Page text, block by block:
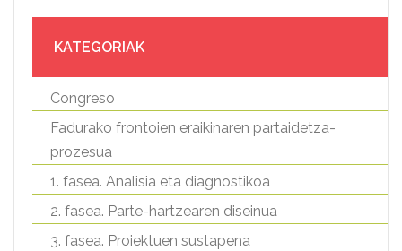
KATEGORIAK
Congreso
Fadurako frontoien eraikinaren partaidetza-
prozesua
1. fasea. Analisia eta diagnostikoa
2. fasea. Parte-hartzearen diseinua
3. fasea. Proiektuen sustapena